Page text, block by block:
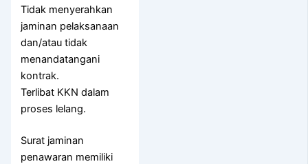
Tidak menyerahkan
jaminan pelaksanaan
dan/atau tidak
menandatangani
kontrak.
Terlibat KKN dalam
proses lelang.
Surat jaminan
penawaran memiliki